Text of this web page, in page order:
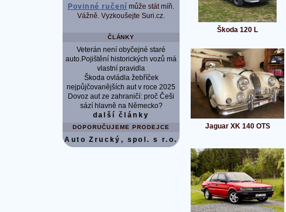
Povinné ručení může stát míň.
Vážně. Vyzkoušejte Suri.cz.
ČLÁNKY
Veterán není obyčejné staré
auto.Pojištění historických vozů má
vlastní pravidla
Škoda ovládla žebříček
nejpůjčovanějších aut v roce 2025
Dovoz aut ze zahraničí: proč Češi
sází hlavně na Německo?
další články
DOPORUČUJEME PRODEJCE
Auto Zrucký, spol. s r.o.
Škoda 120 L
Jaguar XK 140 OTS